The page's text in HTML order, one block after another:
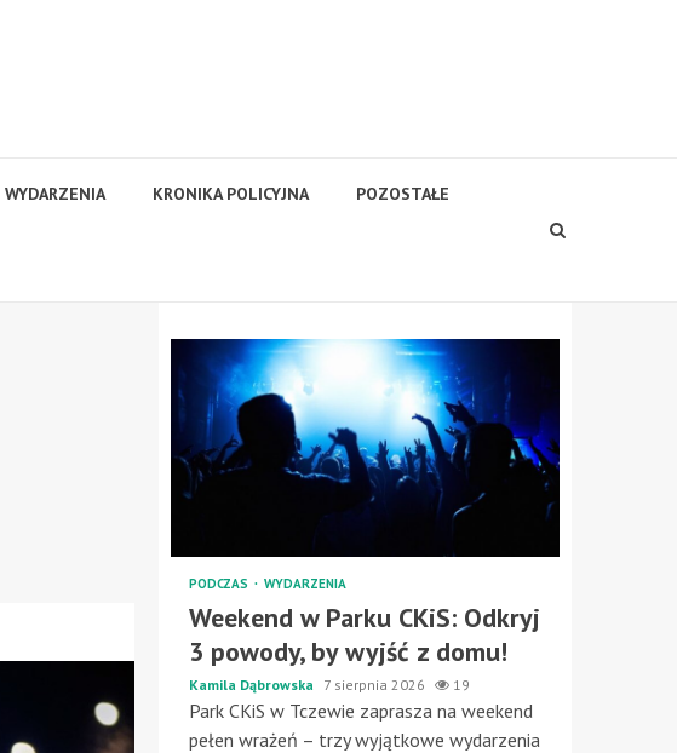
WYDARZENIA KRONIKA POLICYJNA POZOSTAŁE
PODCZAS WYDARZENIA
Weekend w Parku CKiS: Odkryj
3 powody, by wyjść z domu!
Kamila Dąbrowska 7 sierpnia 2026 19
Park CKiS w Tczewie zaprasza na weekend
pełen wrażeń – trzy wyjątkowe wydarzenia